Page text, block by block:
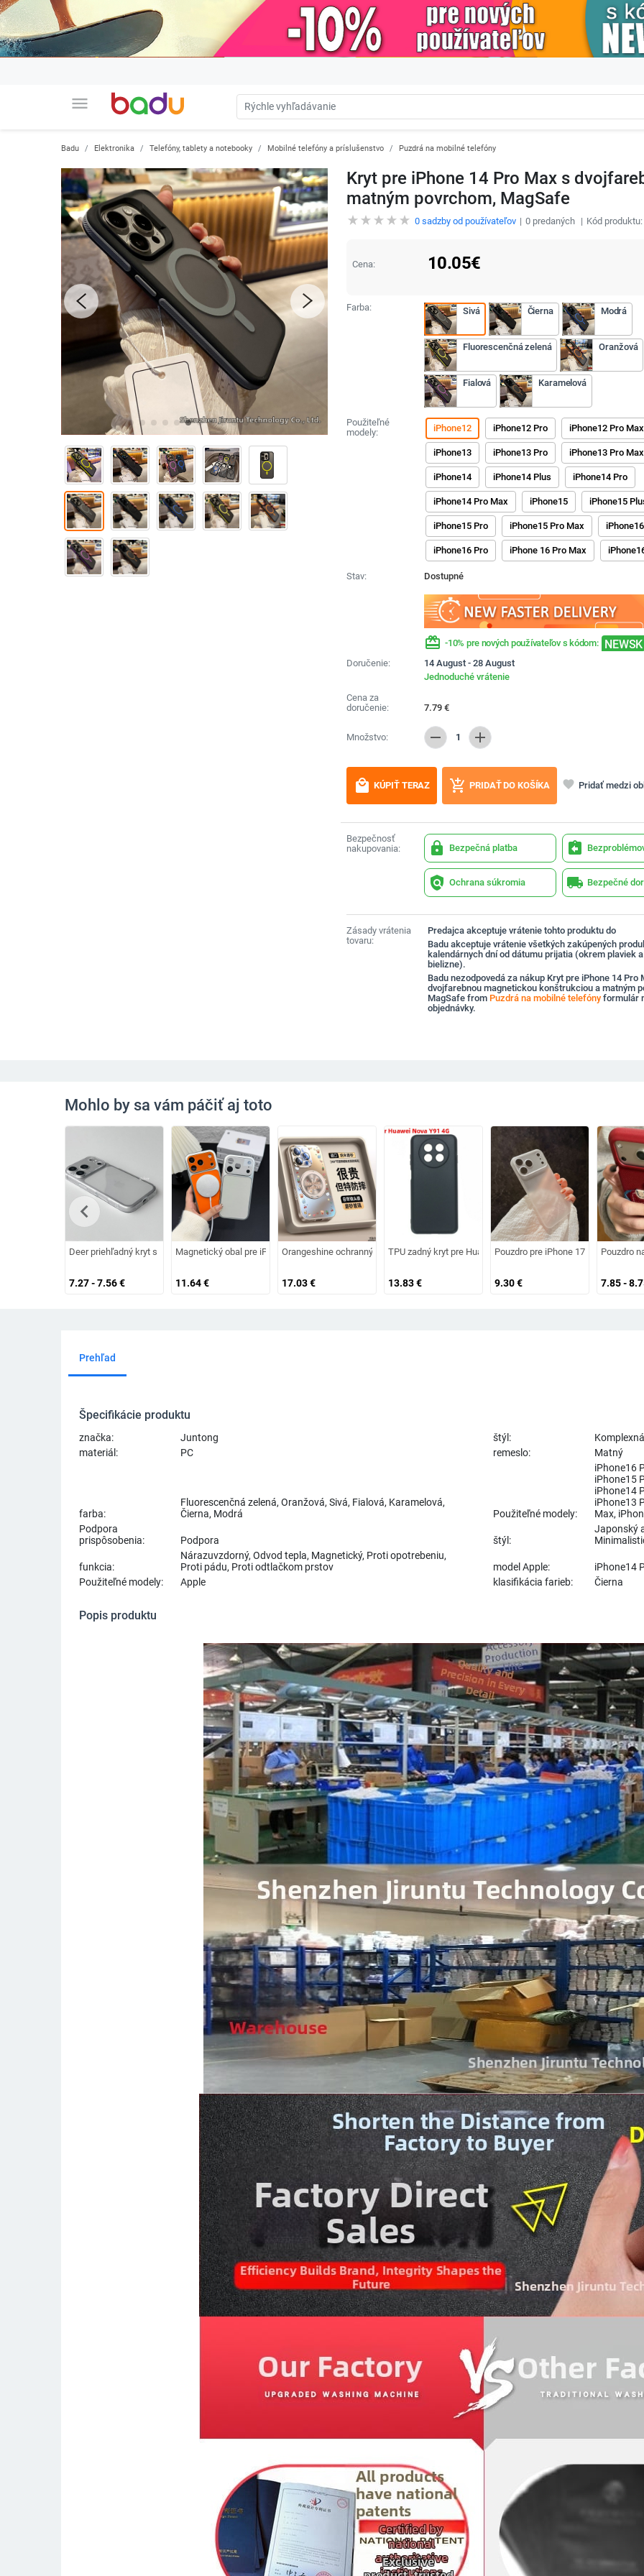
menu
Badu Elektronika Telefóny, tablety a notebooky Mobilné telefóny a príslušenstvo Puzdrá na mobilné telefóny
Kryt pre iPhone 14 Pro Max s
matným povrchom, MagSafe
0sadzby od používateľov 0predaných Kód produktu:
Cena: 10.05€
Farba: Sivá Čierna Modrá
Fluorescenčná zelená Oranžová
Fialová Karamelová
Použiteľné
modely:
iPhone12 iPhone12 Pro iPhone12 Pro Max
iPhone13 iPhone13 Pro iPhone13 Pro Max
iPhone14 iPhone14 Plus iPhone14 Pro
iPhone14 Pro Max iPhone15 iPhone15
iPhone15 Pro iPhone15 Pro Max iPhone16
iPhone16 Pro iPhone 16 Pro Max
Stav: Dostupné
redeem -10% pre nových používateľov s kódom: NEWSK
Doručenie:
14 August - 28 August
Jednoduché vrátenie
Cena za
doručenie:
7.79€
Množstvo: remove 1 add
local_mall KÚPIŤ TERAZ add_shopping_cart PRIDAŤ DO KOŠÍKA favorite Pridať medzi
Bezpečnosť
nakupovania:
lock Bezpečná platba assignment_return
policy Ochrana súkromia local_shipping Bezpečné
Zásady vrátenia
tovaru:
Predajca akceptuje vrátenie tohto produktu do
Badu akceptuje vrátenie všetkých zakúpených
kalendárnych dní od dátumu prijatia (okrem plaviek
bielizne).
Badu nezodpovedá za nákup Kryt pre iPhone 14 Pro
dvojfarebnou magnetickou konštrukciou a matným
MagSafe from Puzdrá na mobilné telefónyformulár
objednávky.
Mohlo by sa vám páčiť aj toto
Deer priehľadný kryt s presnými výrezmi pre iPhone 17 Pro Max
7.27 - 7.56€
Magnetický obal pre iPhone 17 Pro Max s kompletnou ochranou objektívu
11.64€
Orangeshine ochranný kryt s matným povrchom zo silikónovo-akrylového skla,
17.03€
TPU zadný kryt pre Huawei nova Y91 4G, matná textúra,
13.83€
Pouzdro pre iPhone 17 Pro – ultra
9.30€
Pouzdro
7.85 -
chevron_left
Prehľad
Špecifikácie produktu
značka: Juntong štýl:
materiál:
PC remeslo: Matný
farba:
Fluorescenčná zelená, Oranžová, Sivá, Fialová, Karamelová,
Čierna, Modrá
Použiteľné modely:
iPhone16
iPhone15
iPhone14
iPhone13
Max,
Podpora
prispôsobenia:
Podpora štýl:
Japonský
funkcia:
Nárazuvzdorný, Odvod tepla, Magnetický, Proti opotrebeniu,
Proti pádu, Proti odtlačkom prstov
model Apple:
iPhone14
Použiteľné modely:
Apple klasifikácia farieb: Čierna
Popis produktu